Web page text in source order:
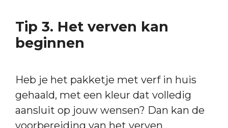
Tip 3. Het verven kan
beginnen
Heb je het pakketje met verf in huis
gehaald, met een kleur dat volledig
aansluit op jouw wensen? Dan kan de
voorbereiding van het verven